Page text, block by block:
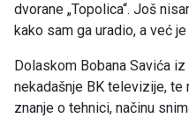
dvorane „Topolica“. Još
kako sam ga uradio, a već
Dolaskom Bobana Savića
nekadašnje BK televizije, te
znanje o tehnici, načinu